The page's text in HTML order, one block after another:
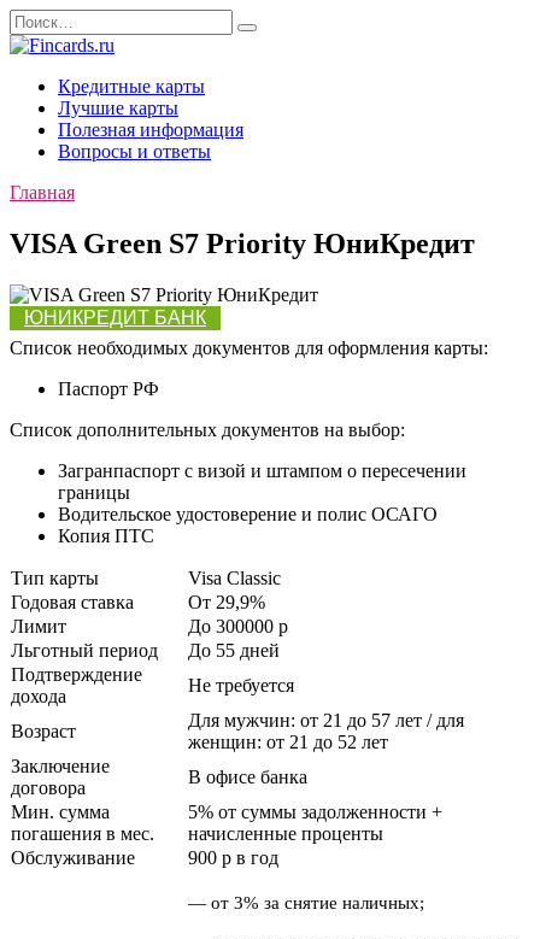
Перейти
к
Search
for:
Кредитные карты
Лучшие карты
Полезная информация
Вопросы и ответы
Главная
VISA Green S7 Priority ЮниКредит
ЮНИКРЕДИТ БАНК
Список необходимых документов для оформления карты:
Паспорт РФ
Список дополнительных документов на выбор:
Загранпаспорт с визой и штампом о пересечении
границы
Водительское удостоверение и полис ОСАГО
Копия ПТС
Тип карты
Visa Classic
Годовая ставка
От 29,9%
Лимит
До 300000 p
Льготный период
До 55 дней
Подтверждение
дохода
Не требуется
Возраст
Для мужчин: от 21 до 57 лет / для
женщин: от 21 до 52 лет
Заключение
договора
В офисе банка
Мин. сумма
погашения в мес.
5% от суммы задолженности +
начисленные проценты
Обслуживание
900 p в год
— от 3% за снятие наличных;